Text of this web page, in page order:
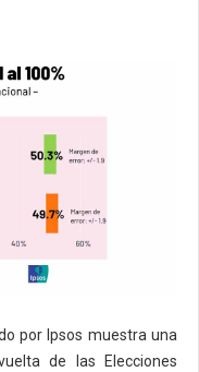
por Ipsos muestra una
de las Elecciones